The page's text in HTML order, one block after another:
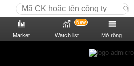
Market Watch list
New
Mở rộng